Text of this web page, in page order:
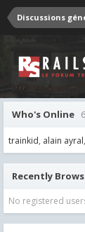
Discussions
Who's Online
trainkid alain ayral
Recently
No registered